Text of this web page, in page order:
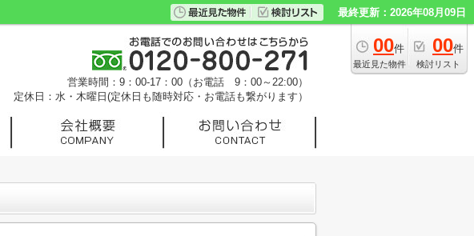
最終更新：2026年08月09日
00件
最近見た物件
00件
検討リスト
営業時間：9：00-17：00（お電話 9：00～22:00）
定休日：水・木曜日(定休日も随時対応・お電話も繋がります）